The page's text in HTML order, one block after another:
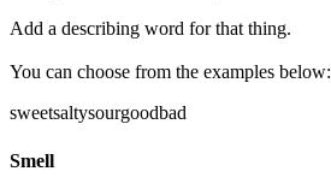
Add a describing word for that thing.
You can choose from the examples below:
sweetsaltysourgoodbad
Smell